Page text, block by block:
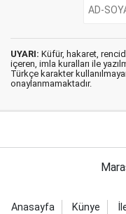
UYARI: Küfür, hakaret,
içeren, imla kuralları ile
Türkçe karakter
onaylanmamaktadır.
Anasayfa Künye